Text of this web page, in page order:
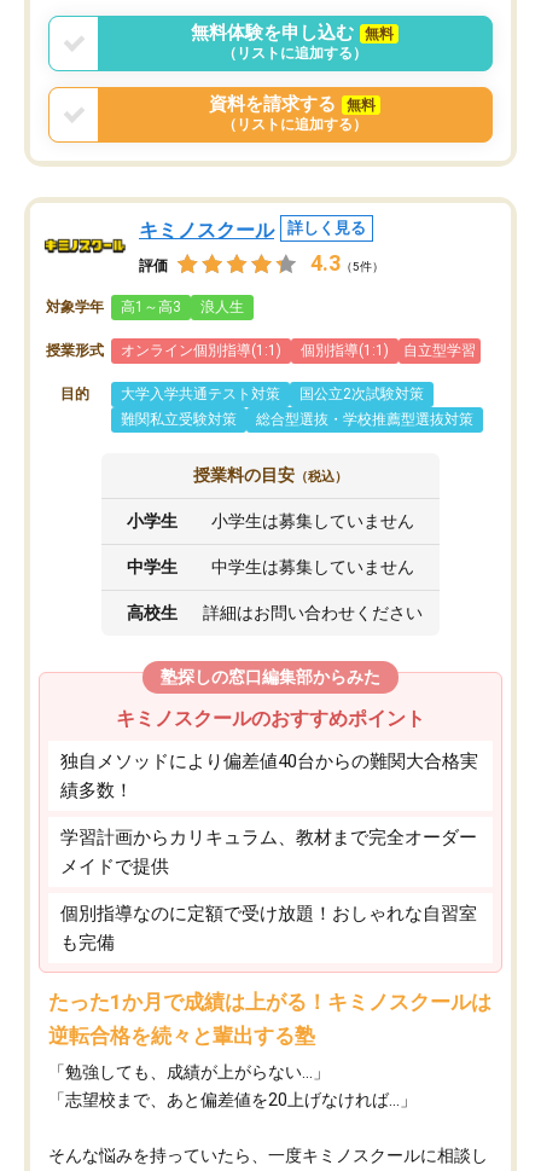
言う事で講師変更の申し出があり、あ
まりに短期での変更だった為、塾に通
う事にして退会しました。遅れも取り
戻せ、授業内容や講師の方は良かった
と思います。
無料体験を申し込む
無料
（リストに追加する）
資料を請求する
無料
（リストに追加する）
キミノスクール 詳しく見る
評価 4.3 （5件）
対象学年 高1～高3 浪人生
授業形式 オンライン個別指導(1:1) 個別指導(1:1) 自立型学習
目的 大学入学共通テスト対策
国公立2次試験対策
難関私立受験対策
総合型選抜・学校推薦型選抜対策
授業料の目安 （税込）
小学生 小学生は募集していません
中学生 中学生は募集していません
高校生 詳細はお問い合わせください
塾探しの窓口編集部からみた
キミノスクールのおすすめポイント
独自メソッドにより偏差値40台からの難関大合格実
績多数！
学習計画からカリキュラム、教材まで完全オーダー
メイドで提供
個別指導なのに定額で受け放題！おしゃれな自習室
も完備
たった1か月で成績は上がる！キミノスクールは
逆転合格を続々と輩出する塾
「勉強しても、成績が上がらない…」
「志望校まで、あと偏差値を20上げなければ…」
そんな悩みを持っていたら、一度キミノスクールに相談し